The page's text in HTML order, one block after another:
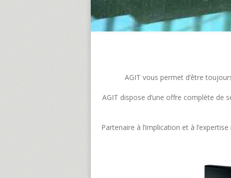
AGIT vous permet d’être
AGIT dispose d’une offre complète de
Partenaire à l’implication et à